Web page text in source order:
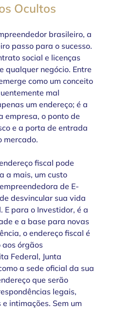
Ocultos
brasileiro, a
passo para o sucesso.
social e licenças
qualquer negócio. Entre
como um conceito
mal
um endereço; é a
empresa, o ponto de
e a porta de entrada
mercado.
fiscal pode
a mais, um custo
de E-
desvincular sua vida
E para o Investidor, é a
e a base para novas
o endereço fiscal é
órgãos
Federal, Junta
a sede oficial da sua
que serão
legais,
intimações. Sem um